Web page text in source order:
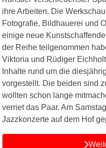
ihre Arbeiten. Die
Fotografie, Bildhauerei und
einige neue
der Reihe teilgenommen
Viktoria und Rüdiger
Inhalte rund um die
vorgestellt. Die beiden sind
wollten schon lange
verriet das Paar. Am
Jazzkonzerte auf dem Hof